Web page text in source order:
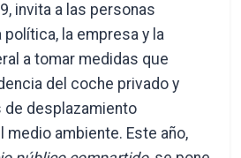
invita a las personas
la empresa y la
a tomar medidas que
del coche privado y
desplazamiento
ambiente. Este año,